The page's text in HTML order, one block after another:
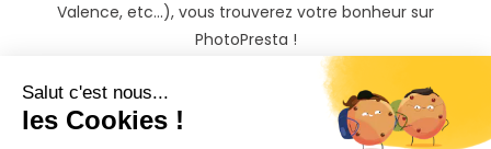
Valence, etc...), vous trouverez votre bonheur sur
PhotoPresta !
Une fois votre shooting passé, vous recevrez les photos de
votre séance photo sur une belle galerie privée protégée
par mot de passe, qu'il vous sera possible de partager avec